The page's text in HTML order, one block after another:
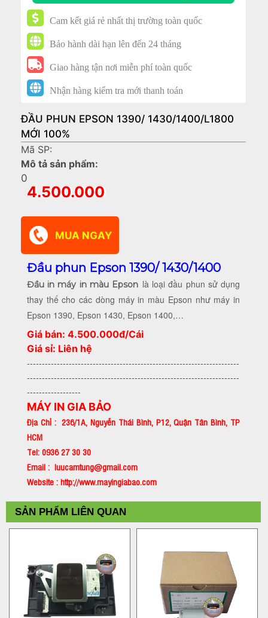
Cam kết giá rẻ nhất thị trường toàn quốc
Bảo hành dài hạn lên đến 24 tháng
Giao hàng tận nơi miễn phí toàn quốc
Nhận hàng kiểm tra mới thanh toán
ĐẦU PHUN EPSON 1390/ 1430/1400/L1800
MỚI 100%
Mã SP:
Mô tả sản phẩm:
0
4.500.000
Đầu phun Epson 1390/ 1430/1400
Đầu in máy in màu Epson là loại đầu phun sử dụng
thay thế cho các dòng máy in màu Epson như máy in
Epson 1390, Epson 1430, Epson 1400,…
Giá bán: 4.500.000đ/Cái
Giá sỉ: Liên hệ
-----------------------------------------------------------------------
-----------------------------------------------------------------------
------------------
MÁY IN GIA BẢO
Địa Chỉ : 236/1A, Nguyễn Thái Bình, P12, Quận Tân Bình, TP
HCM
Tel: 0936 27 30 30
Email : luucamtung@gmail.com
Website : http://www.mayingiabao.com
SẢN PHẨM LIÊN QUAN